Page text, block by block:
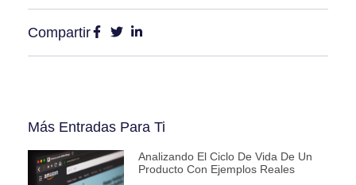
Compartir
Más Entradas Para Ti
Analizando El Ciclo De Vida De Un
Producto Con Ejemplos Reales